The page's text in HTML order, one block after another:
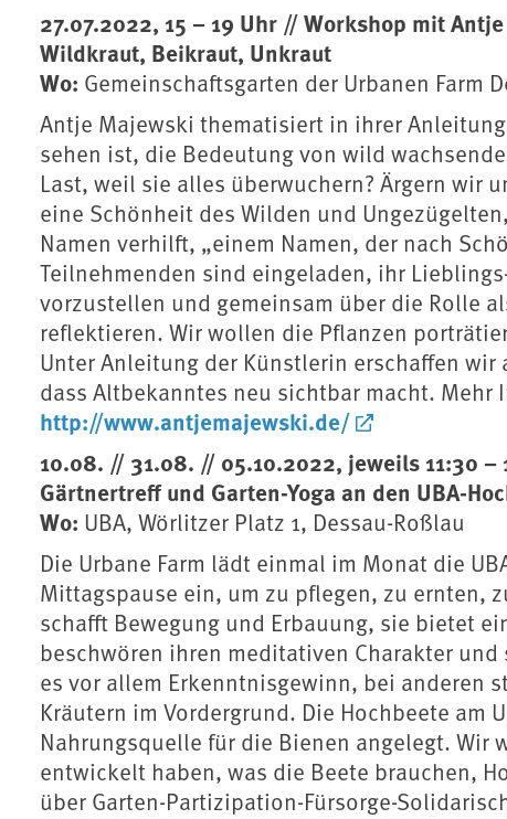
27.07.2022, 15 – 19 Uhr // Workshop mit
Wildkraut, Beikraut, Unkraut
Wo: Gemeinschaftsgarten der Urbanen Farm
Antje Majewski thematisiert in ihrer
sehen ist, die Bedeutung von wild
Last, weil sie alles überwuchern? Ärgern wir
eine Schönheit des Wilden und
Namen verhilft, „einem Namen, der nach
Teilnehmenden sind eingeladen, ihr
vorzustellen und gemeinsam über die Rolle
reflektieren. Wir wollen die Pflanzen
Unter Anleitung der Künstlerin erschaffen
dass Altbekanntes neu sichtbar macht. Mehr
http://www.antjemajewski.de/
10.08. // 31.08. // 05.10.2022, jeweils 11:30 –
Gärtnertreff und Garten-Yoga an den UBA-
Wo: UBA, Wörlitzer Platz 1, Dessau-Roßlau
Die Urbane Farm lädt einmal im Monat die
Mittagspause ein, um zu pflegen, zu ernten,
schafft Bewegung und Erbauung, sie bietet
beschwören ihren meditativen Charakter und
es vor allem Erkenntnisgewinn, bei anderen
Kräutern im Vordergrund. Die Hochbeete am
Nahrungsquelle für die Bienen angelegt. Wir
entwickelt haben, was die Beete brauchen,
über Garten-Partizipation-Fürsorge-